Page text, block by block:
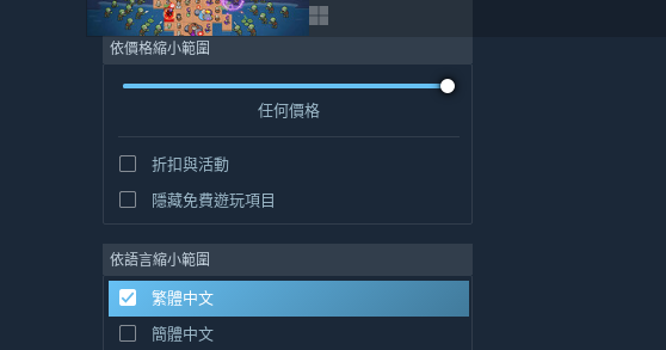
依價格縮小範圍
任何價格
折扣與活動
隱藏免費遊玩項目
依語言縮小範圍
繁體中文
簡體中文